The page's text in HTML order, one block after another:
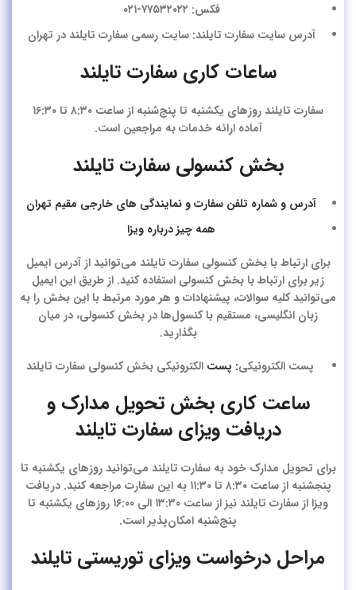
فکس: ۷۷۵۳۲۰۲۲-۰۲۱
آدرس سایت سفارت تایلند: سایت رسمی سفارت تایلند در تهران
ساعات کاری سفارت تایلند
سفارت تایلند روزهای یکشنبه تا پنج‌شنبه از ساعت ۸:۳۰ تا ۱۶:۳۰
آماده ارائه خدمات به مراجعین است.
بخش کنسولی سفارت تایلند
آدرس و شماره تلفن سفارت و نمایندگی های خارجی مقیم تهران
همه چیز درباره ویزا
برای ارتباط با بخش کنسولی سفارت تایلند می‌توانید از آدرس ایمیل
زیر برای ارتباط با بخش کنسولی استفاده کنید. از طریق این ایمیل
می‌توانید کلیه سوالات، پیشنهادات و هر مورد مرتبط با این بخش را به
زبان انگلیسی، مستقیم با کنسول‌ها در بخش کنسولی، در میان
بگذارید.
پست الکترونیکی: پستالکترونیکی بخش کنسولی سفارت تایلند
ساعت کاری بخش تحویل مدارک و
دریافت ویزای سفارت تایلند
برای تحویل مدارک خود به سفارت تایلند می‌توانید روزهای یکشنبه تا
پنجشنبه از ساعت ۸:۳۰ تا ۱۱:۳۰ به این سفارت مراجعه کنید. دریافت
ویزا از سفارت تایلند نیز از ساعت ۱۳:۳۰ الی ۱۶:۰۰ روزهای یکشنبه تا
پنج‌شنبه امکان‌پذیر است.
مراحل درخواست ویزای توریستی تایلند